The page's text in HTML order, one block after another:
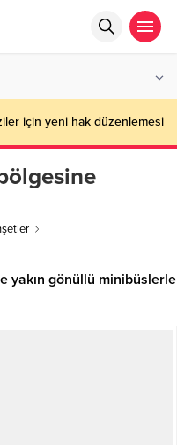
için yeni hak düzenlemesi
yakın gönüllü minibüslerle